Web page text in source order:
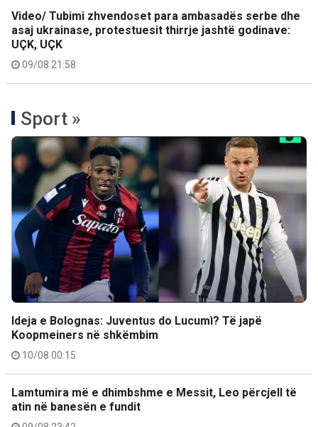
Video/ Tubimi zhvendoset para ambasadës serbe dhe
asaj ukrainase, protestuesit thirrje jashtë godinave:
UÇK, UÇK
09/08 21:58
Sport »
Ideja e Bolognas: Juventus do Lucumì? Të japë
Koopmeiners në shkëmbim
10/08 00:15
Lamtumira më e dhimbshme e Messit, Leo përcjell të
atin në banesën e fundit